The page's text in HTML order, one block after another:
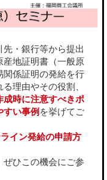
・銀行等から提出
産地証明書（一般原
関係証明の発給を行
理由やその役割、
成時に注意すべきポ
すい事例 を挙げてご
イン発給の申請方
ぜひこの機会にご参